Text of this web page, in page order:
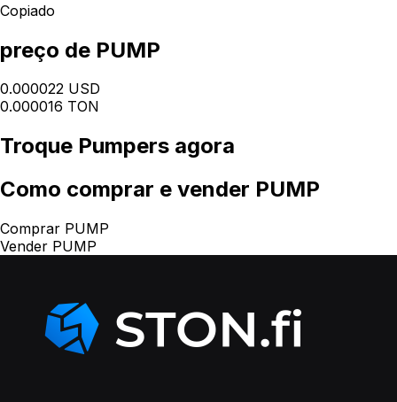
Copiado
preço de PUMP
0.000022 USD
0.000016 TON
Troque Pumpers agora
Como comprar e vender PUMP
Comprar PUMP
Vender PUMP